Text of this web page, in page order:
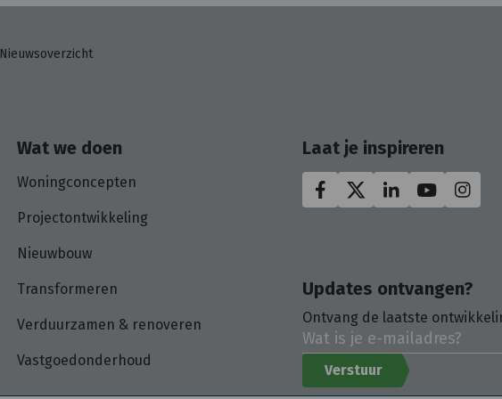
Nieuwsoverzicht
Wat we doen
Woningconcepten
Projectontwikkeling
Nieuwbouw
Transformeren
Verduurzamen & renoveren
Vastgoedonderhoud
Laat je inspireren
Updates ontvangen?
Ontvang de laatste
Verstuur